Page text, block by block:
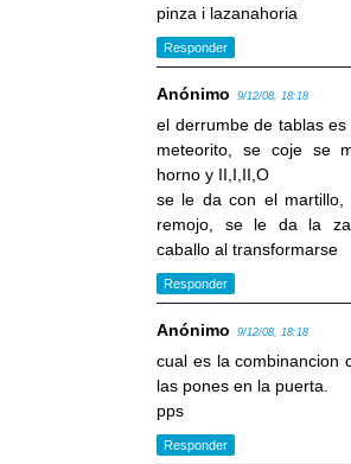
pinza i lazanahoria
Responder
Anónimo 9/12/08, 18:18
el derrumbe de tablas es
meteorito, se coje se
horno y II,I,II,O
se le da con el martillo,
remojo, se le da la
caballo al transformarse
Responder
Anónimo 9/12/08, 18:18
cual es la combinancion
las pones en la puerta.
pps
Responder